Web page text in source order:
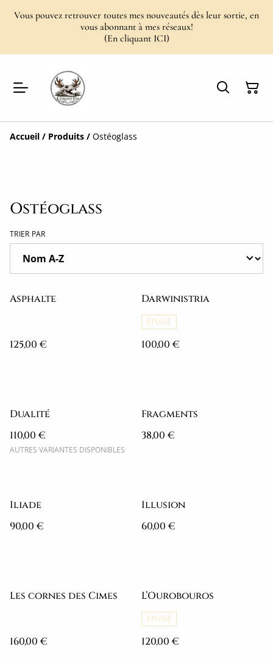
Vous pouvez retrouver toutes mes nouveautés dès leur sortie, en
vous abonnant à mes réseaux!
(En cliquant ICI)
Accueil / Produits / Ostéoglass
Ostéoglass
TRIER PAR
Asphalte
125,00 €
Darwinistria
ÉPUISÉ
100,00 €
Dualité
110,00 €
AUTRES VARIANTES DISPONIBLES
Fragments
38,00 €
Iliade
90,00 €
Illusion
60,00 €
Les cornes des Cimes
160,00 €
L’Ourobouros
ÉPUISÉ
120,00 €